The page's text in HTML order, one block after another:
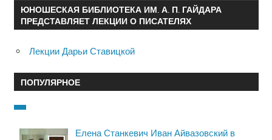
ЮНОШЕСКАЯ БИБЛИОТЕКА ИМ. А. П. ГАЙДАРА
ПРЕДСТАВЛЯЕТ ЛЕКЦИИ О ПИСАТЕЛЯХ
Лекции Дарьи Ставицкой
ПОПУЛЯРНОЕ
Елена Станкевич Иван Айвазовский в